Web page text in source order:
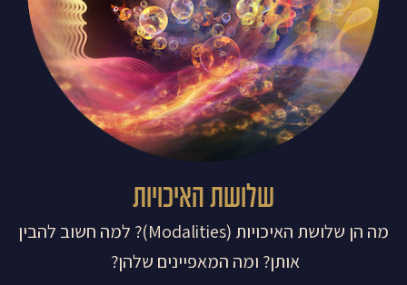
שלושת האיכויות
מה הן שלושת האיכויות (Modalities)? למה חשוב להבין
אותן? ומה המאפיינים שלהן?